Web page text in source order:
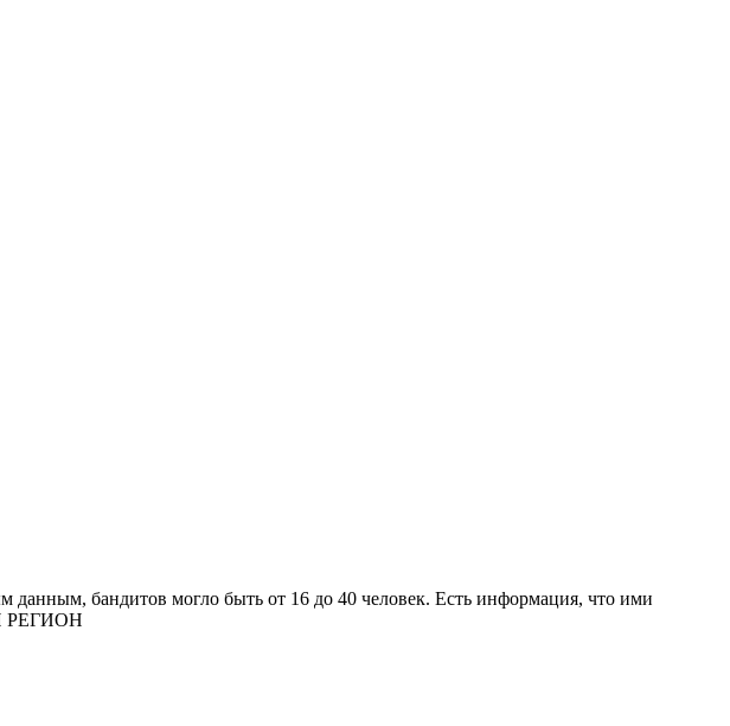
данным, бандитов могло быть от 16 до 40 человек. Есть информация, что ими
Й РЕГИОН